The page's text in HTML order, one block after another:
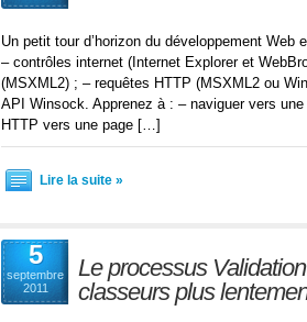
Un petit tour d’horizon du développement
– contrôles internet (Internet Explorer et
(MSXML2) ; – requêtes HTTP (MSXML2 ou
API Winsock. Apprenez à : – naviguer vers
HTTP vers une page […]
Lire la suite »
5
septembre
2011
Le processus
classeurs plus